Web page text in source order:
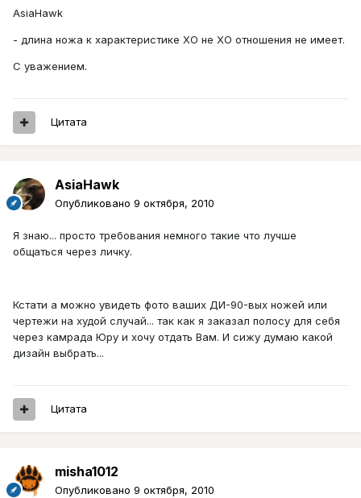
AsiaHawk
- длина ножа к характеристике ХО не ХО отношения не имеет.
С уважением.
Цитата
AsiaHawk
Опубликовано 9 октября, 2010
Я знаю... просто требования немного такие что лучше
общаться через личку.
Кстати а можно увидеть фото ваших ДИ-90-вых ножей или
чертежи на худой случай... так как я заказал полосу для себя
через камрада Юру и хочу отдать Вам. И сижу думаю какой
дизайн выбрать...
Цитата
misha1012
Опубликовано 9 октября, 2010